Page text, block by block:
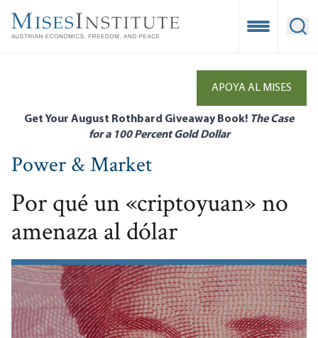
main
Open
APOYA AL MISES
Get Your August Rothbard Giveaway Book! The Case
for a 100 Percent Gold Dollar
Power & Market
Por qué un «criptoyuan» no
amenaza al dólar